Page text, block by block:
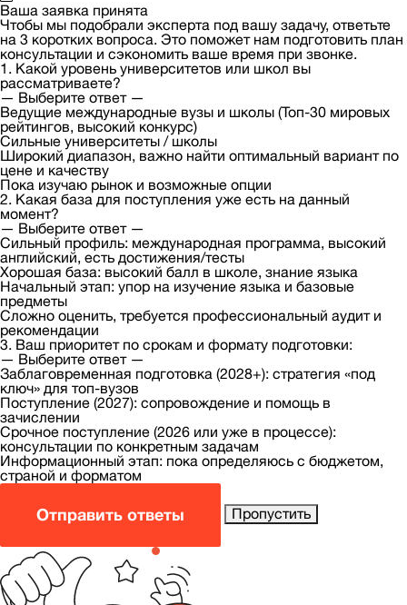
Ваша заявка принята
Чтобы мы подобрали эксперта под вашу задачу, ответьте
на 3 коротких вопроса. Это поможет нам подготовить план
консультации и сэкономить ваше время при звонке.
1. Какой уровень университетов или школ вы
рассматриваете?
— Выберите ответ —
Ведущие международные вузы и школы (Топ-30 мировых
рейтингов, высокий конкурс)
Сильные университеты / школы
Широкий диапазон, важно найти оптимальный вариант по
цене и качеству
Пока изучаю рынок и возможные опции
2. Какая база для поступления уже есть на данный
момент?
— Выберите ответ —
Сильный профиль: международная программа, высокий
английский, есть достижения/тесты
Хорошая база: высокий балл в школе, знание языка
Начальный этап: упор на изучение языка и базовые
предметы
Сложно оценить, требуется профессиональный аудит и
рекомендации
3. Ваш приоритет по срокам и формату подготовки:
— Выберите ответ —
Заблаговременная подготовка (2028+): стратегия «под
ключ» для топ-вузов
Поступление (2027): сопровождение и помощь в
зачислении
Срочное поступление (2026 или уже в процессе):
консультации по конкретным задачам
Информационный этап: пока определяюсь с бюджетом,
страной и форматом
Отправить ответы Пропустить